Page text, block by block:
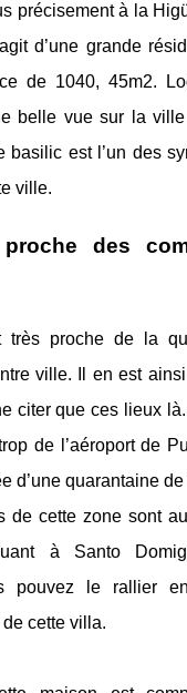
précisement à la
d’une grande
de 1040, 45m2.
belle vue sur la
basilic est l’un des
ville.
des
très proche de la
ville. Il en est
citer que ces lieux
de l’aéroport de
d’une quarantaine
de cette zone sont
à Santo
pouvez le rallier
cette villa.